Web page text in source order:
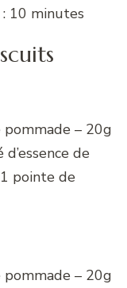
10 minutes
– 20g
de
pointe de
– 20g